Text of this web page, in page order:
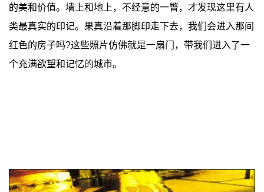
的美和价值。墙上和地上，不经意的一瞥，才发现这里有人
类最真实的印记。果真沿着那脚印走下去，我们会进入那间
红色的房子吗?这些照片仿佛就是一扇门，带我们进入了一
个充满欲望和记忆的城市。